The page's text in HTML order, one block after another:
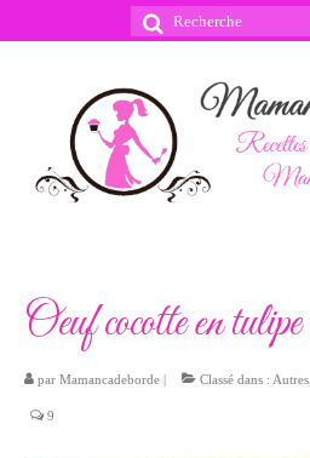
Rechercher
Oeuf cocotte en tulipe
par Mamancadeborde | Classé dans : Autres
9